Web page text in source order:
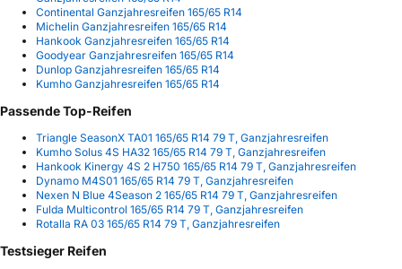
Continental Ganzjahresreifen 165/65 R14
Michelin Ganzjahresreifen 165/65 R14
Hankook Ganzjahresreifen 165/65 R14
Goodyear Ganzjahresreifen 165/65 R14
Dunlop Ganzjahresreifen 165/65 R14
Kumho Ganzjahresreifen 165/65 R14
Passende Top-Reifen
Triangle SeasonX TA01 165/65 R14 79 T, Ganzjahresreifen
Kumho Solus 4S HA32 165/65 R14 79 T, Ganzjahresreifen
Hankook Kinergy 4S 2 H750 165/65 R14 79 T, Ganzjahresreifen
Dynamo M4S01 165/65 R14 79 T, Ganzjahresreifen
Nexen N Blue 4Season 2 165/65 R14 79 T, Ganzjahresreifen
Fulda Multicontrol 165/65 R14 79 T, Ganzjahresreifen
Rotalla RA 03 165/65 R14 79 T, Ganzjahresreifen
Testsieger Reifen